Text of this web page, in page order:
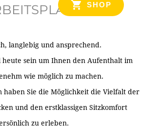
SHOP
langlebig und ansprechend.
heute sein um Ihnen den Aufenthalt im
wie möglich zu machen.
haben Sie die Möglichkeit die Vielfalt der
und den erstklassigen Sitzkomfort
zu erleben.